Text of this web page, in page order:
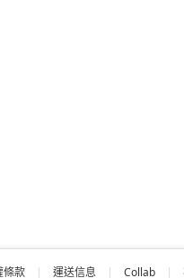
條款 運送信息 Collab